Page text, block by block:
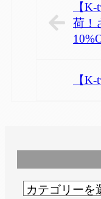
【
荷！
【